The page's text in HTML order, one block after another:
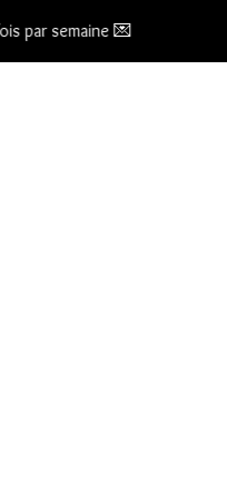
semaine 💌